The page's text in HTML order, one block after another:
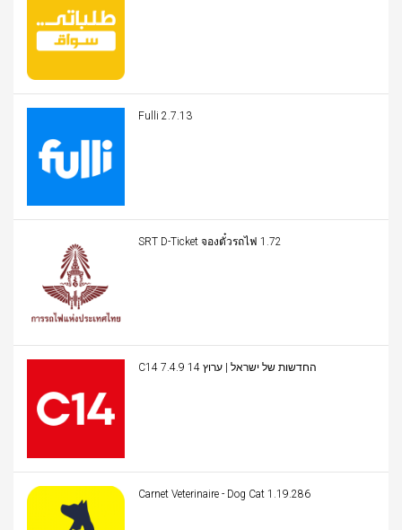
Fulli 2.7.13
SRT D-Ticket จองตั๋วรถไฟ 1.72
C14 החדשות של ישראל | ערוץ 14 7.4.9
Carnet Veterinaire - Dog Cat 1.19.286